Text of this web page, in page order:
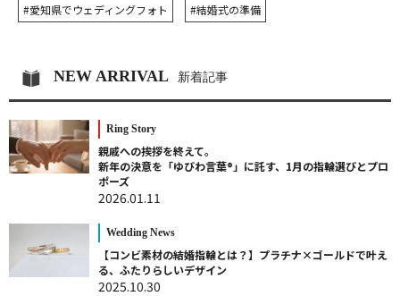
#愛知県でウェディングフォト #結婚式の準備
NEW ARRIVAL 新着記事
Ring Story
親戚への挨拶を終えて。
新年の決意を「ゆびわ言葉®」に託す、1月の指輪選びとプロ
ポーズ
2026.01.11
Wedding News
【コンビ素材の結婚指輪とは？】プラチナ×ゴールドで叶え
る、ふたりらしいデザイン
2025.10.30